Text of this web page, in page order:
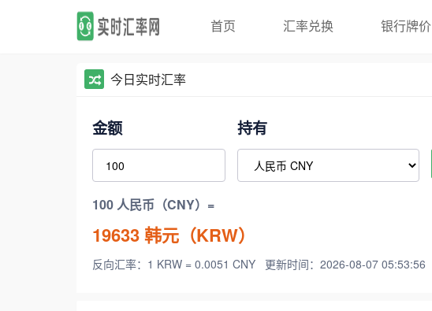
首页 汇率兑换 银行牌价
今日实时汇率
金额 持有
100 人民币（CNY）=
19633韩元（KRW）
反向汇率：1 KRW = 0.0051 CNY 更新时间：2026-08-07 05:53:56